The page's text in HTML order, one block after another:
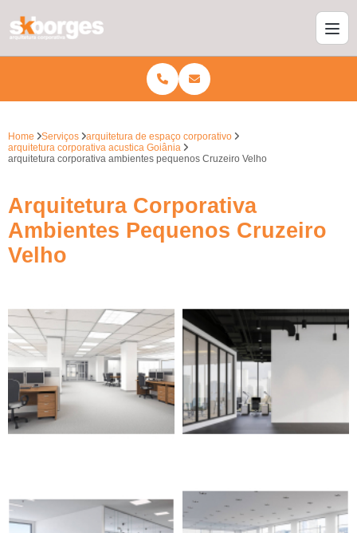
Home Serviços
arquitetura de espaço corporativo
arquitetura corporativa acustica Goiânia
arquitetura corporativa ambientes pequenos Cruzeiro Velho
Arquitetura Corporativa
Ambientes Pequenos Cruzeiro
Velho